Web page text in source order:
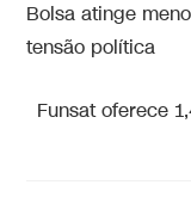
Bolsa atinge
tensão política
Funsat oferece